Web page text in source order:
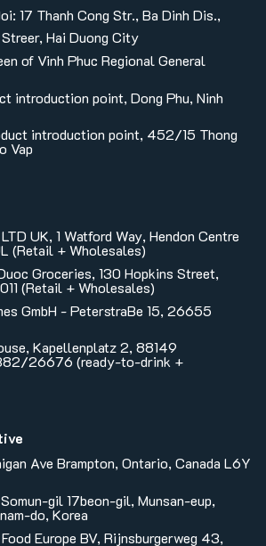
17 Thanh Cong Str., Ba Dinh Dis.,
Streer, Hai Duong City
of Vinh Phuc Regional General
introduction point, Dong Phu, Ninh
introduction point, 452/15 Thong
Vap
UK, 1 Watford Way, Hendon Centre
(Retail + Wholesales)
Groceries, 130 Hopkins Street,
(Retail + Wholesales)
GmbH - PeterstraBe 15, 26655
Kapellenplatz 2, 88149
26676 (ready-to-drink +
Ave Brampton, Ontario, Canada L6Y
gil 17beon-gil, Munsan-eup,
do, Korea
Europe BV, Rijnsburgerweg 43,